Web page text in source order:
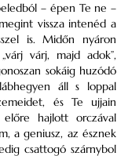
– épen Te ne –
vissza intenéd a
is. Midőn nyáron
várj, majd adok”,
sokáig huzódó
áll s loppal
és Te ujjain
hajlott orczával
a geniusz, az észnek
csattogó szárnybol